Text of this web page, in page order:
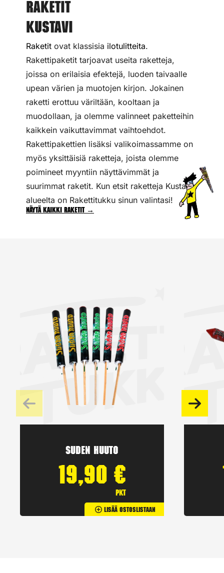
Raketit
Kustavi
Raketit ovat klassisia ilotulitteita.
Rakettipaketit tarjoavat useita raketteja,
joissa on erilaisia efektejä, luoden taivaalle
upean värien ja muotojen kirjon. Jokainen
raketti erottuu väriltään, kooltaan ja
muodollaan, ja olemme valinneet paketteihin
kaikkein vaikuttavimmat vaihtoehdot.
Rakettipakettien lisäksi valikoimassamme on
myös yksittäisiä raketteja, joista olemme
poimineet myyntiin näyttävimmät ja
suurimmat raketit. Kun etsit raketteja Kustavin
alueelta on Rakettitukku sinun valintasi!
Näytä kaikki raketit →
Suden huuto
19,90 €
pkt
Lisää Ostoslistaan